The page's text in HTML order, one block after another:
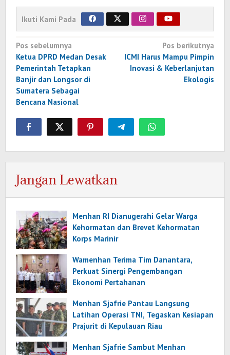
Ikuti Kami Pada
Navigasi
pos
Pos sebelumnya
Ketua DPRD Medan Desak
Pemerintah Tetapkan
Banjir dan Longsor di
Sumatera Sebagai
Bencana Nasional
Pos berikutnya
ICMI Harus Mampu Pimpin
Inovasi & Keberlanjutan
Ekologis
Jangan Lewatkan
Menhan RI Dianugerahi Gelar Warga
Kehormatan dan Brevet Kehormatan
Korps Marinir
Wamenhan Terima Tim Danantara,
Perkuat Sinergi Pengembangan
Ekonomi Pertahanan
Menhan Sjafrie Pantau Langsung
Latihan Operasi TNI, Tegaskan Kesiapan
Prajurit di Kepulauan Riau
Menhan Sjafrie Sambut Menhan